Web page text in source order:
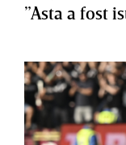
”Asta a fost